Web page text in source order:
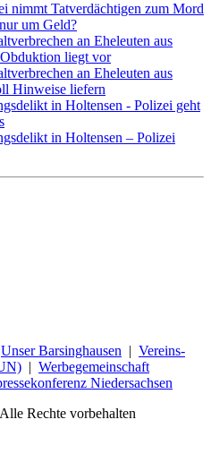
nimmt Tatverdächtigen zum Mord
um Geld?
an Eheleuten aus
liegt vor
an Eheleuten aus
Hinweise liefern
in Holtensen - Polizei geht
in Holtensen – Polizei
Unser Barsinghausen | Vereins-
| Werbegemeinschaft
Niedersachsen
Rechte vorbehalten